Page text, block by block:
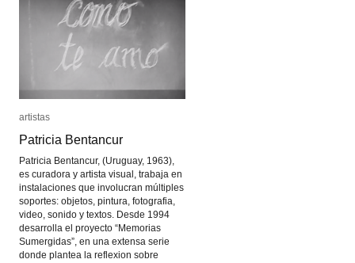
artistas
Patricia Bentancur
Patricia Bentancur, (Uruguay, 1963),
es curadora y artista visual, trabaja en
instalaciones que involucran múltiples
soportes: objetos, pintura, fotografia,
video, sonido y textos. Desde 1994
desarrolla el proyecto “Memorias
Sumergidas”, en una extensa serie
donde plantea la reflexion sobre
artistas
Patricia Bentancur